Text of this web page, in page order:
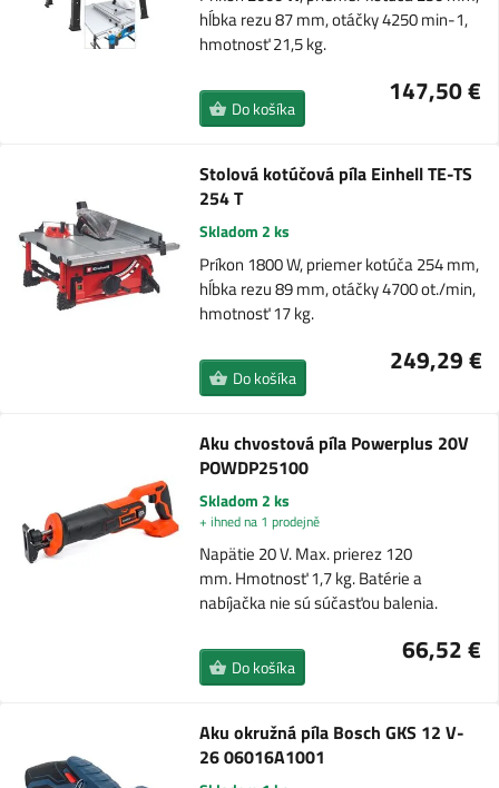
hĺbka rezu 87 mm, otáčky 4250 min-1,
hmotnosť 21,5 kg.
147,50 €
Do košíka
Stolová kotúčová píla Einhell TE-TS
254 T
Skladom 2 ks
Príkon 1800 W, priemer kotúča 254 mm,
hĺbka rezu 89 mm, otáčky 4700 ot./min,
hmotnosť 17 kg.
249,29 €
Do košíka
Aku chvostová píla Powerplus 20V
POWDP25100
Skladom 2 ks
+ ihned na 1 prodejně
Napätie 20 V. Max. prierez 120
mm. Hmotnosť 1,7 kg. Batérie a
nabíjačka nie sú súčasťou balenia.
66,52 €
Do košíka
Aku okružná píla Bosch GKS 12 V-
26 06016A1001